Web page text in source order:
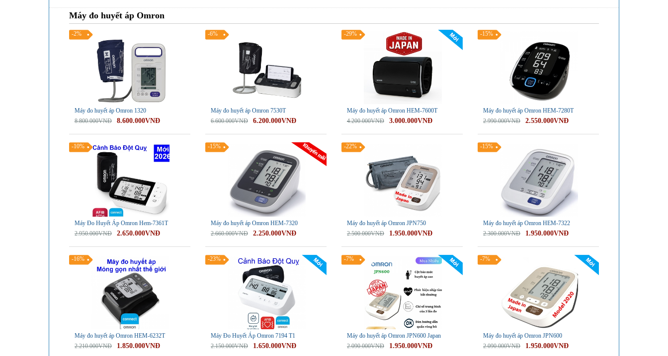
Máy đo huyết áp Omron
Máy đo huyết áp Omron 1320
8.800.000VNĐ
8.600.000VNĐ
-2%
Máy đo huyết áp Omron 7530T
6.600.000VNĐ
6.200.000VNĐ
-6%
Máy đo huyết áp Omron HEM-7600T
4.200.000VNĐ
3.000.000VNĐ
-29%
Máy đo huyết áp Omron HEM-7280T
2.990.000VNĐ
2.550.000VNĐ
-15%
Máy Đo Huyết Áp Omron Hem-7361T
2.950.000VNĐ
2.650.000VNĐ
-10%
Máy đo huyết áp Omron HEM-7320
2.660.000VNĐ
2.250.000VNĐ
-15%
Máy đo huyết áp Omron JPN750
2.500.000VNĐ
1.950.000VNĐ
-22%
Máy đo huyết áp Omron HEM-7322
2.300.000VNĐ
1.950.000VNĐ
-15%
Máy đo huyết áp Omron HEM-6232T
2.210.000VNĐ
1.850.000VNĐ
-16%
Máy Đo Huyết Áp Omron 7194 T1
2.150.000VNĐ
1.650.000VNĐ
-23%
Máy đo huyết áp Omron JPN600 Japan
2.090.000VNĐ
1.950.000VNĐ
-7%
Máy đo huyết áp Omron JPN600
2.090.000VNĐ
1.950.000VNĐ
-7%